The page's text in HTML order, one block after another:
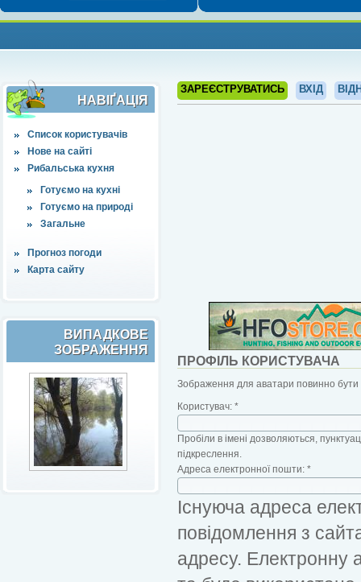
НАВІҐАЦІЯ
Список користувачів
Нове на сайті
Рибальська кухня
Готуємо на кухні
Готуємо на природі
Загальне
Прогноз погоди
Карта сайту
ВИПАДКОВЕ
ЗОБРАЖЕННЯ
ЗАРЕЄСТРУВАТИСЬ ВХІД
ПРОФІЛЬ КОРИСТУВАЧА
Зображення для аватари повинно бути
Користувач: *
Пробіли в імені дозволяються,
підкреслення.
Адреса електронної пошти: *
Існуюча адреса
повідомлення з
адресу. Електронну